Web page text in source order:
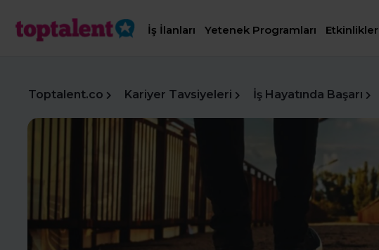
İş İlanları Yetenek Programları Etkinlikler
Toptalent.co Kariyer Tavsiyeleri İş Hayatında Başarı